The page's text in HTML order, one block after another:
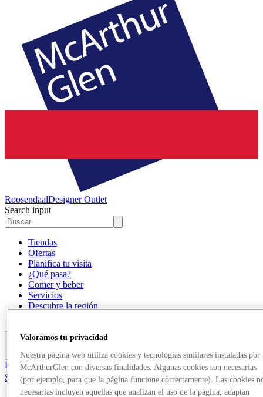
RoosendaalDesigner Outlet
Search input
Tiendas
Ofertas
Planifica tu visita
¿Qué pasa?
Comer y beber
Servicios
Descubre la región
Más
El Club
Salvado
es
Valoramos tu privacidad
Nuestra página web utiliza cookies y tecnologías similares instaladas por
McArthurGlen con diversas finalidades. Algunas cookies son necesarias
(por ejemplo, para que la página funcione correctamente). Las cookies
necesarias incluyen aquellas que analizan el uso de la página, adaptan